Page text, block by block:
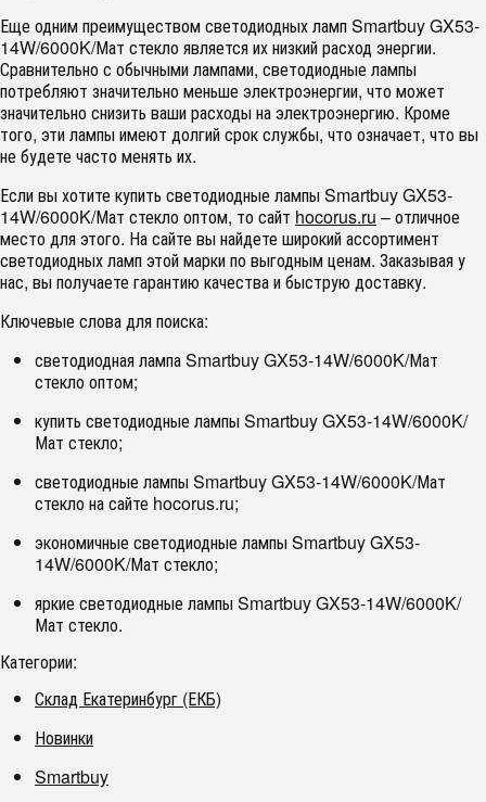
Еще одним преимуществом светодиодных ламп Smartbuy GX53-
14W/6000K/Мат стекло является их низкий расход энергии.
Сравнительно с обычными лампами, светодиодные лампы
потребляют значительно меньше электроэнергии, что может
значительно снизить ваши расходы на электроэнергию. Кроме
того, эти лампы имеют долгий срок службы, что означает, что вы
не будете часто менять их.
Если вы хотите купить светодиодные лампы Smartbuy GX53-
14W/6000K/Мат стекло оптом, то сайт hocorus.ru – отличное
место для этого. На сайте вы найдете широкий ассортимент
светодиодных ламп этой марки по выгодным ценам. Заказывая у
нас, вы получаете гарантию качества и быструю доставку.
Ключевые слова для поиска:
светодиодная лампа Smartbuy GX53-14W/6000K/Мат
стекло оптом;
купить светодиодные лампы Smartbuy GX53-14W/6000K/
Мат стекло;
светодиодные лампы Smartbuy GX53-14W/6000K/Мат
стекло на сайте hocorus.ru;
экономичные светодиодные лампы Smartbuy GX53-
14W/6000K/Мат стекло;
яркие светодиодные лампы Smartbuy GX53-14W/6000K/
Мат стекло.
Категории:
Склад Екатеринбург (ЕКБ)
Новинки
Smartbuy